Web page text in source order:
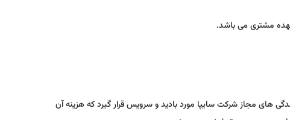
مشتری می باشد.
کدام زودتر فرا برسد) در نمایندگی های مجاز شرکت سایپا مورد بادید و سرویس قرار گیرد که هزینه آن